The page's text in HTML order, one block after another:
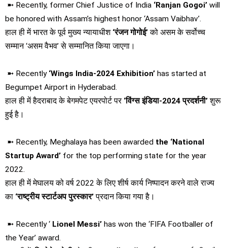
➼ Recently, former Chief Justice of India ‘Ranjan Gogoi’ will
be honored with Assam’s highest honor ‘Assam Vaibhav’.
हाल ही में भारत के पूर्व मुख्य न्यायाधीश ‘रंजन गोगोई’को असम के सर्वोच्च
सम्मान ‘असम वैभव’ से सम्मानित किया जाएगा।
➼ Recently ‘Wings India-2024 Exhibition’ has started at
Begumpet Airport in Hyderabad.
हाल ही में हैदराबाद के बेगमपेट एयरपोर्ट पर ‘विंग्‍स इंडिया-2024 प्रदर्शनी’शुरू
हुई है।
➼ Recently, Meghalaya has been awarded the ‘National
Startup Award’ for the top performing state for the year
2022.
हाल ही में मेघालय को वर्ष 2022 के लिए शीर्ष कार्य निष्पादन करने वाले राज्‍य
का ‘राष्‍ट्रीय स्‍टार्टअप पुरस्कार’प्रदान किया गया है।
➼ Recently ‘ Lionel Messi’ has won the ‘FIFA Footballer of
the Year’ award.